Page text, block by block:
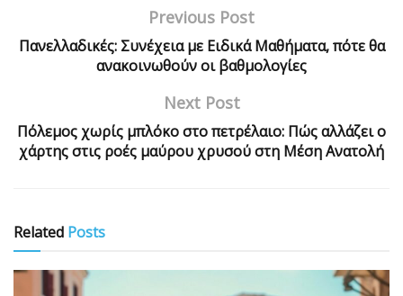
Previous Post
Πανελλαδικές: Συνέχεια με Ειδικά Μαθήματα, πότε θα
ανακοινωθούν οι βαθμολογίες
Next Post
Πόλεμος χωρίς μπλόκο στο πετρέλαιο: Πώς αλλάζει ο
χάρτης στις ροές μαύρου χρυσού στη Μέση Ανατολή
Related Posts